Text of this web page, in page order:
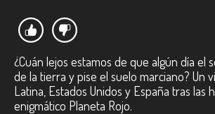
¿Cuán lejos estamos de que algún día el
de la tierra y pise el suelo marciano? Un
Latina, Estados Unidos y España tras las
enigmático Planeta Rojo.